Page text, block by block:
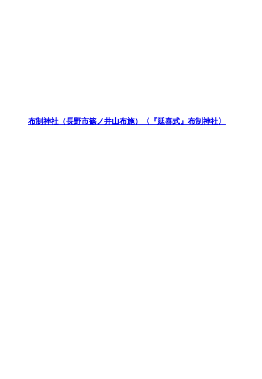
布制神社（長野市篠ノ井山布施）〈『延喜式』布制神社〉